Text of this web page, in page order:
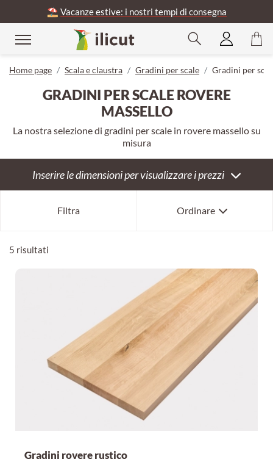
⛱️ Vacanze estive: i nostri tempi di consegna
Home page Scala e claustra Gradini per scale Gradini per
GRADINI PER SCALE ROVERE
MASSELLO
La nostra selezione di gradini per scale in rovere massello su
misura
Inserire le dimensioni per visualizzare i prezzi
Filtra Ordinare
Bestseller
Per prezzo decrescente
5 risultati
Gradini rovere rustico